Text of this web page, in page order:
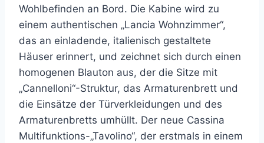
Wohlbefinden an Bord. Die Kabine wird zu
einem authentischen „Lancia Wohnzimmer“,
das an einladende, italienisch gestaltete
Häuser erinnert, und zeichnet sich durch einen
homogenen Blauton aus, der die Sitze mit
„Cannelloni“-Struktur, das Armaturenbrett und
die Einsätze der Türverkleidungen und des
Armaturenbretts umhüllt. Der neue Cassina
Multifunktions-„Tavolino“, der erstmals in einem